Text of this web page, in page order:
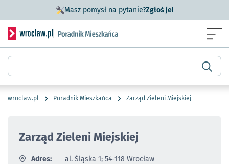
Masz pomysł na pytanie?Zgłoś je!- otworzy się w
Serwis informacyjny wroclaw.pl podserwis: Poradnik
Wyszukiwarka
wroclaw.pl Poradnik Mieszkańca Zarząd Zieleni Miejskiej
Zarząd Zieleni Miejskiej
Adres: al. Śląska 1; 54-118 Wrocław